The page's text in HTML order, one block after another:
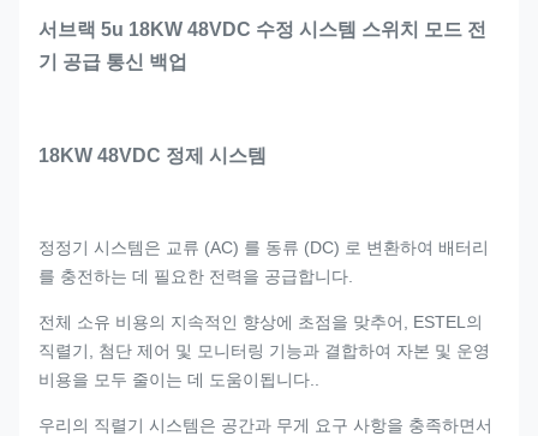
서브랙 5u 18KW 48VDC 수정 시스템 스위치 모드 전
기 공급 통신 백업
18KW 48VDC 정제 시스템
정정기 시스템은 교류 (AC) 를 동류 (DC) 로 변환하여 배터리
를 충전하는 데 필요한 전력을 공급합니다.
전체 소유 비용의 지속적인 향상에 초점을 맞추어, ESTEL의
직렬기, 첨단 제어 및 모니터링 기능과 결합하여 자본 및 운영
비용을 모두 줄이는 데 도움이됩니다..
우리의 직렬기 시스템은 공간과 무게 요구 사항을 충족하면서